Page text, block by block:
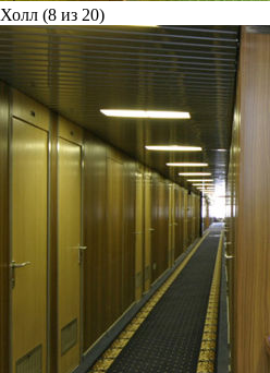
Холл (8 из 20)